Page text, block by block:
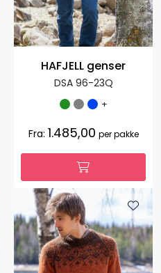
HAFJELL genser
DSA 96-23Q
+
Fra: 1.485,00 per pakke